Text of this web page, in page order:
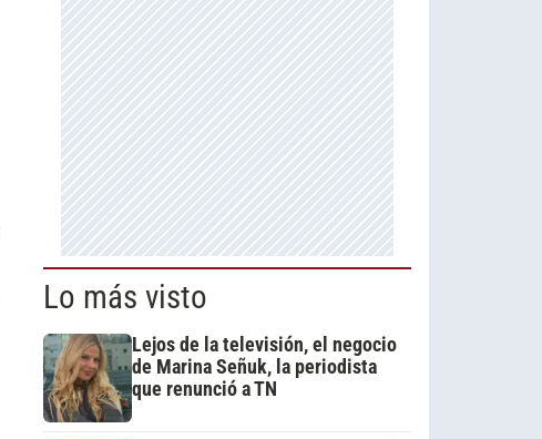
Lo más visto
Lejos de la televisión, el negocio
de Marina Señuk, la periodista
que renunció a TN